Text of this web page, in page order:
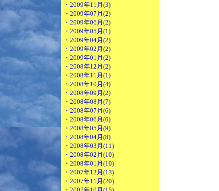
・2009年11月(3)
・2009年07月(2)
・2009年06月(2)
・2009年05月(1)
・2009年04月(2)
・2009年02月(2)
・2009年01月(2)
・2008年12月(2)
・2008年11月(1)
・2008年10月(4)
・2008年09月(2)
・2008年08月(7)
・2008年07月(6)
・2008年06月(6)
・2008年05月(9)
・2008年04月(8)
・2008年03月(11)
・2008年02月(10)
・2008年01月(10)
・2007年12月(13)
・2007年11月(20)